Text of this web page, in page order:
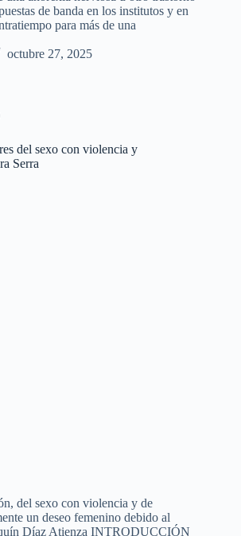
de banda en los institutos y en
para más de una
octubre 27, 2025
del sexo con violencia y
Serra
del sexo con violencia y de
un deseo femenino debido al
Díaz Atienza INTRODUCCIÓN